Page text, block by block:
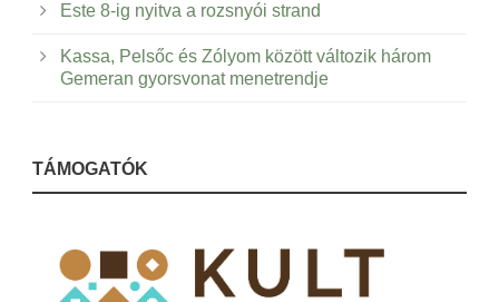
Este 8-ig nyitva a rozsnyói strand
Kassa, Pelsőc és Zólyom között változik három
Gemeran gyorsvonat menetrendje
TÁMOGATÓK